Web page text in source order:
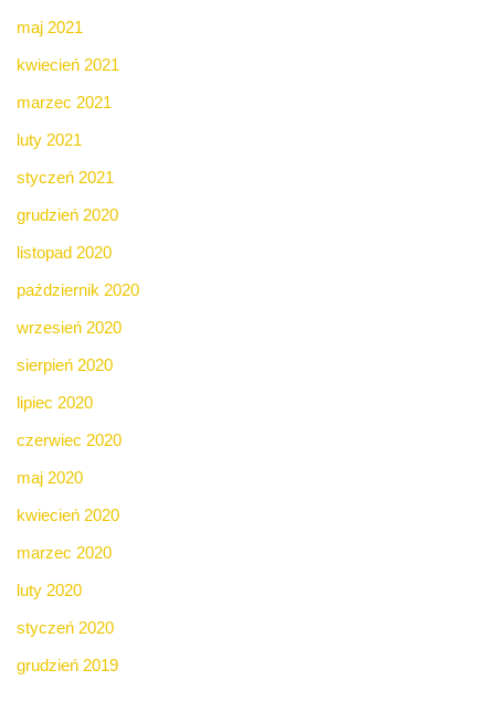
maj 2021
kwiecień 2021
marzec 2021
luty 2021
styczeń 2021
grudzień 2020
listopad 2020
październik 2020
wrzesień 2020
sierpień 2020
lipiec 2020
czerwiec 2020
maj 2020
kwiecień 2020
marzec 2020
luty 2020
styczeń 2020
grudzień 2019